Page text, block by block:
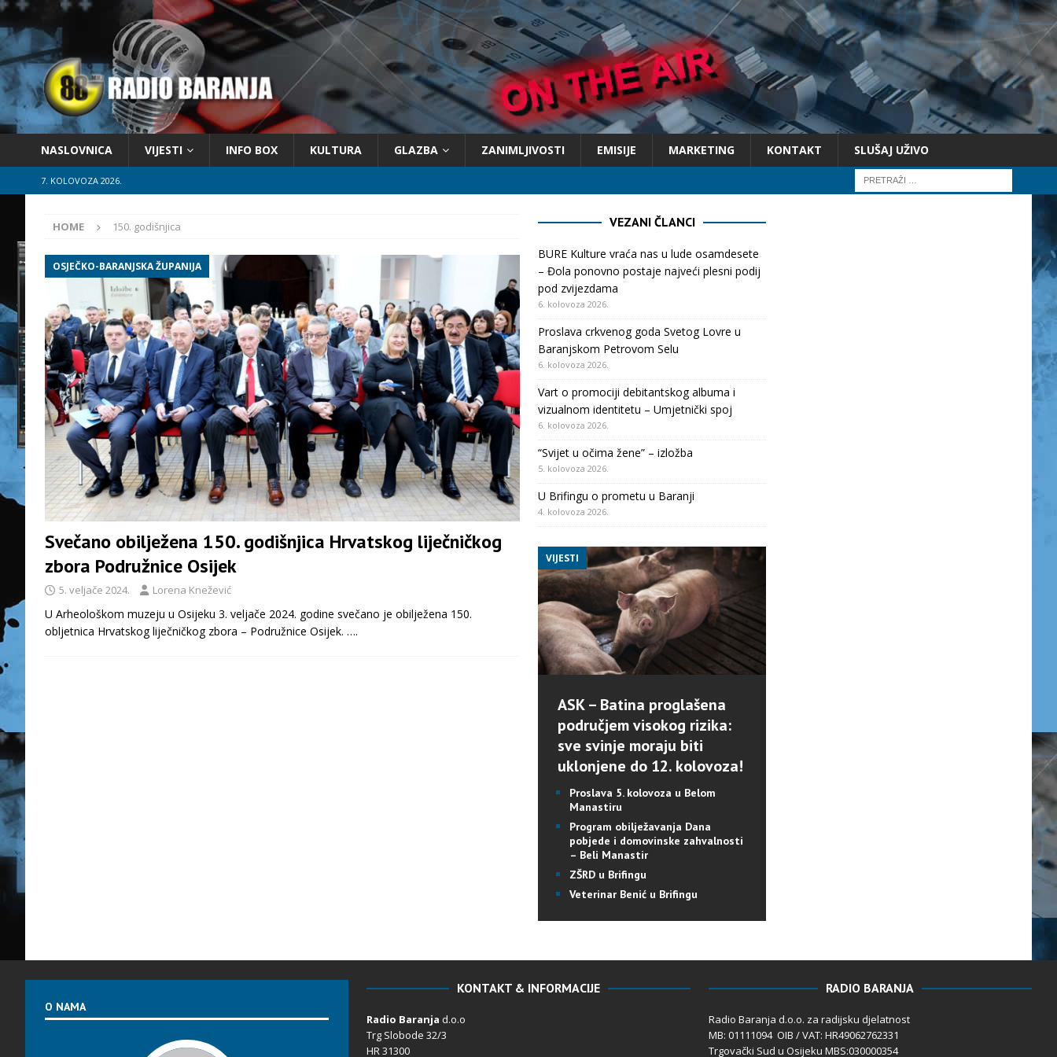
NASLOVNICA VIJESTI INFO BOX KULTURA GLAZBA ZANIMLJIVOSTI EMISIJE MARKETING KONTAKT SLUŠAJ UŽIVO
7. KOLOVOZA 2026.
HOME 150. godišnjica
OSJEČKO-BARANJSKA ŽUPANIJA
Svečano obilježena 150. godišnjica Hrvatskog liječničkog
zbora Podružnice Osijek
5. veljače 2024. Lorena Knežević
U Arheološkom muzeju u Osijeku 3. veljače 2024. godine svečano je obilježena 150.
obljetnica Hrvatskog liječničkog zbora – Podružnice Osijek. ….
VEZANI ČLANCI
BURE Kulture vraća nas u lude osamdesete
– Đola ponovno postaje najveći plesni podij
pod zvijezdama
6. kolovoza 2026.
Proslava crkvenog goda Svetog Lovre u
Baranjskom Petrovom Selu
6. kolovoza 2026.
Vart o promociji debitantskog albuma i
vizualnom identitetu – Umjetnički spoj
6. kolovoza 2026.
“Svijet u očima žene” – izložba
5. kolovoza 2026.
U Brifingu o prometu u Baranji
4. kolovoza 2026.
VIJESTI
ASK – Batina proglašena
područjem visokog rizika:
sve svinje moraju biti
uklonjene do 12. kolovoza!
Proslava 5. kolovoza u Belom
Manastiru
Program obilježavanja Dana
pobjede i domovinske zahvalnosti
– Beli Manastir
ZŠRD u Brifingu
Veterinar Benić u Brifingu
O NAMA
KONTAKT & INFORMACIJE
Radio Baranja d.o.o
Trg Slobode 32/3
HR 31300
RADIO BARANJA
Radio Baranja d.o.o. za radijsku djelatnost
MB: 01111094 OIB / VAT: HR49062762331
Trgovački Sud u Osijeku MBS:030000354